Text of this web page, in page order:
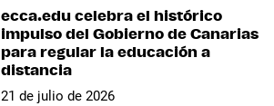
ecca.edu celebra el histórico
impulso del Gobierno de Canarias
para regular la educación a
distancia
21 de julio de 2026